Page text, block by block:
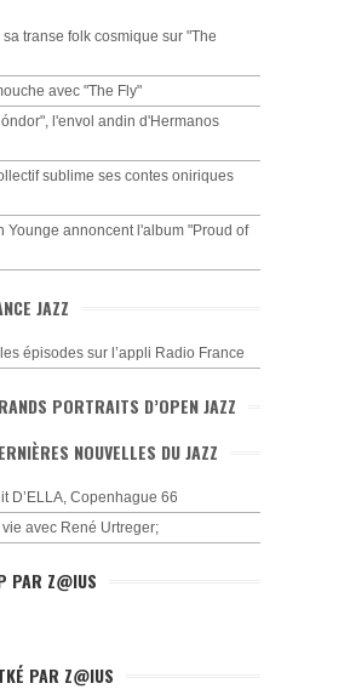
sa transe folk cosmique sur "The
avec "The Fly"
l'envol andin d'Hermanos
sublime ses contes oniriques
Younge annoncent l'album "Proud of
JAZZ
épisodes sur l’appli Radio France
PORTRAITS D’OPEN JAZZ
NOUVELLES DU JAZZ
D’ELLA, Copenhague 66
avec René Urtreger;
PAR Z@IUS
PAR Z@IUS